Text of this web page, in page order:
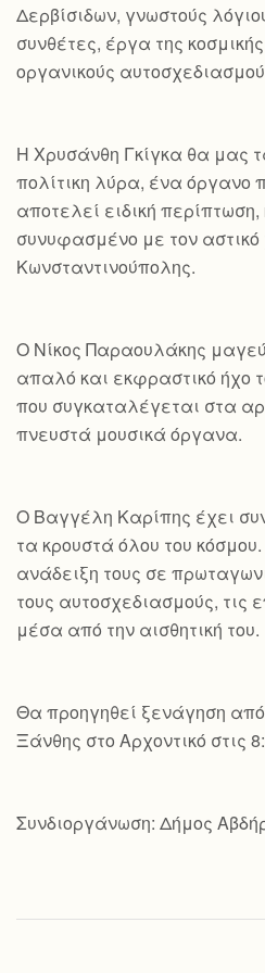
Δερβίσιδων, γνωστούς
συνθέτες, έργα της
οργανικούς
Η Χρυσάνθη Γκίγκα θα μας
πολίτικη λύρα, ένα όργανο
αποτελεί ειδική
συνυφασμένο με τον αστικό
Κωνσταντινούπολης.
Ο Νίκος Παραουλάκης
απαλό και εκφραστικό ήχο
που συγκαταλέγεται στα
πνευστά μουσικά όργανα.
Ο Βαγγέλη Καρίπης έχει
τα κρουστά όλου του
ανάδειξη τους σε
τους αυτοσχεδιασμούς, τις
μέσα από την αισθητική του.
Θα προηγηθεί ξενάγηση
Ξάνθης στο Αρχοντικό στις
Συνδιοργάνωση: Δήμος